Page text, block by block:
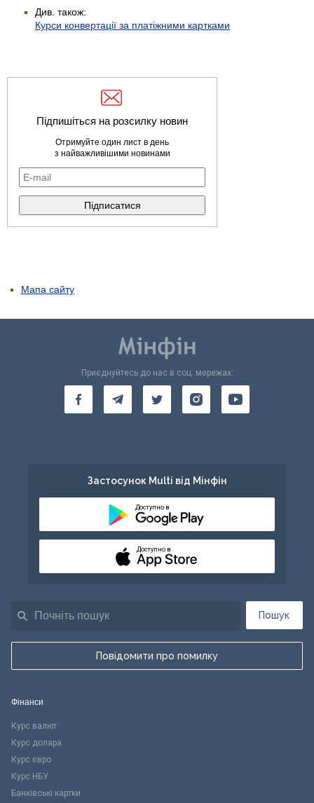
Див. також:
Курси конвертації за платіжними картками
Підпишіться на розсилку новин
Отримуйте один лист в день
з найважливішими новинами
Мапа сайту
Пошук
Повідомити про помилку
Приєднуйтесь до нас в соц. мережах:
Застосунок Multi від Мінфін
Доступно в
Доступно в
Фінанси
Курс валют
Курс долара
Курс євро
Курс НБУ
Банківські картки